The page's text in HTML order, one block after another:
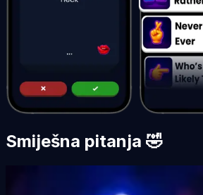
Smiješna pitanja 🤣